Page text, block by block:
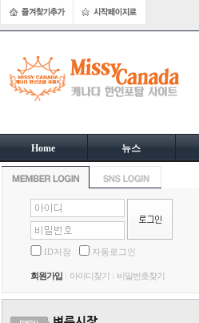
Home 뉴스
ID저장 자동로그인
회원가입 아이디찾기 비밀번호찾기